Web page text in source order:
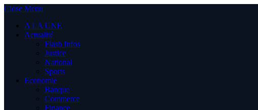
Close Menu
A LA UNE
Actualité
Flash Infos
Justice
National
Sports
Economie
Banque
Commerce
Finance